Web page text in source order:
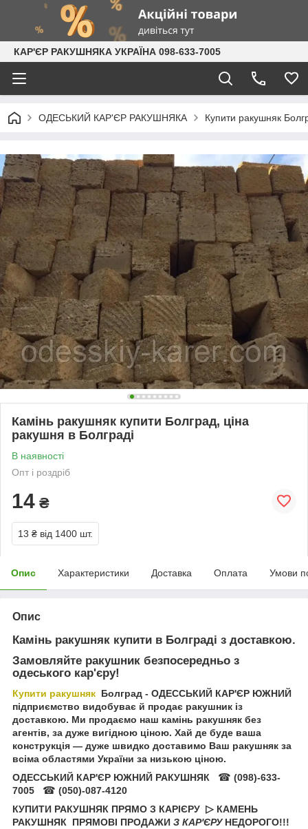
КАР'ЄР РАКУШНЯКА УКРАЇНА 098-633-7005
ОДЕСЬКИЙ КАР'ЄР РАКУШНЯКА Купити ракушняк
Камінь ракушняк купити Болград, ціна
ракушня в Болграді
В наявності
Опт і роздріб
14 ₴
13 ₴ від 1400 шт.
Опис Характеристики Доставка Оплата Умови
Опис
Камінь ракушняк купити в Болграді з доставкою.
Замовляйте ракушник безпосередньо з
одеського кар'єру!
Купити ракушняк Болград - ОДЕССЬКИЙ КАР'ЄР ЮЖНИЙ
підприємство видобуває й продає ракушник із
доставкою. Ми продаємо наш камінь ракушняк без
агентів, за дуже вигідною ціною. Хай де буде ваша
конструкція — дуже швидко доставимо Ваш ракушняк за
всіма областями України за низькою ціною.
ОДЕССЬКИЙ КАР'ЄР ЮЖНИЙ РАКУШНЯК
☎ (098)-633-
7005
☎ (050)-087-4120
КУПИТИ РАКУШНЯК ПРЯМО З КАРІЄРУ ▷ КАМЕНЬ
РАКУШНЯК ПРЯМОВІ ПРОДАЖИ З КАР'ЄРУНЕДОРОГО!!!